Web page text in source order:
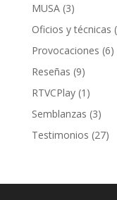
MUSA(3)
Oficios y técnicas
Provocaciones (6)
Reseñas (9)
RTVCPlay(1)
Semblanzas (3)
Testimonios (27)